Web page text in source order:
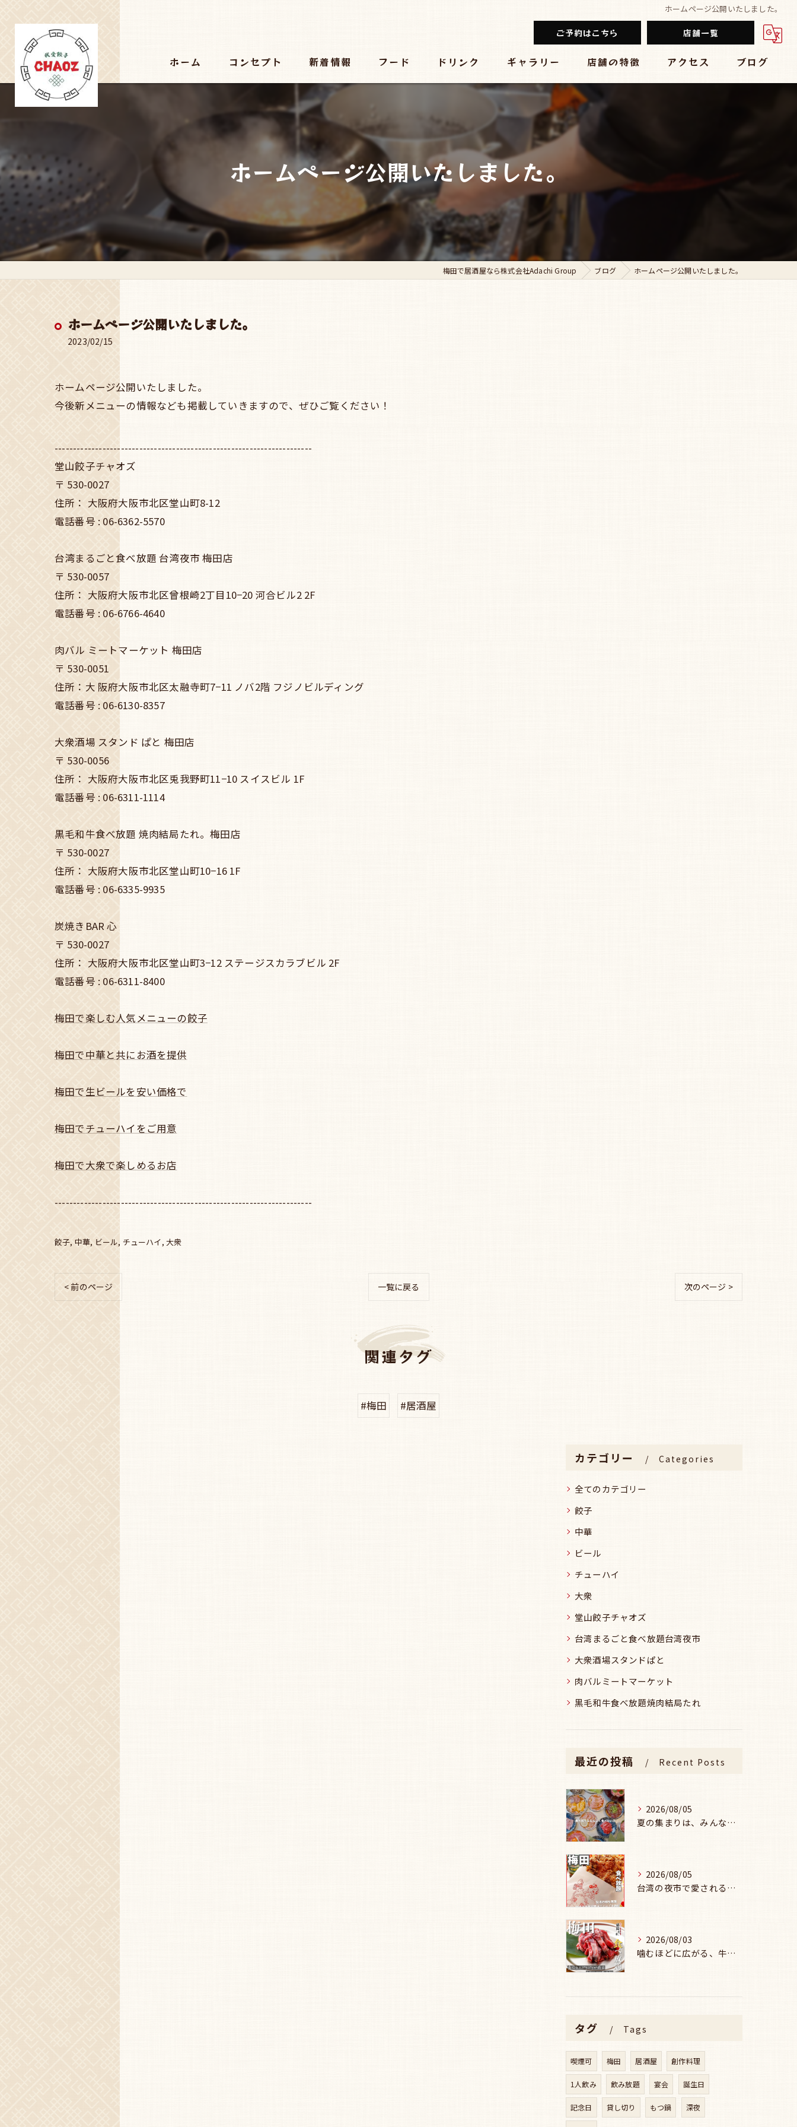
ホームページ公開いたしました。
ご予約はこちら 店舗一覧
ホーム コンセプト 新着情報 フード ドリンク ギャラリー 店舗の特徴
餃子
ビール
チューハイ
アクセス
黒毛和牛食べ放題 焼肉結局たれ。梅田店
ブログ
ホームページ公開いたしました。
梅田で居酒屋なら株式会社Adachi Group ブログ ホームページ公開いたしました。
ホームページ公開いたしました。
2023/02/15
ホームページ公開いたしました。
今後新メニューの情報なども掲載していきますので、ぜひご覧ください！
----------------------------------------------------------------------
堂山餃子チャオズ
〒 530-0027
住所： 大阪府大阪市北区堂山町8-12
電話番号 : 06-6362-5570
台湾まるごと食べ放題 台湾夜市 梅田店
〒 530-0057
住所： 大阪府大阪市北区曾根崎2丁目10−20 河合ビル2 2F
電話番号 : 06-6766-4640
肉バル ミートマーケット 梅田店
〒 530-0051
住所：大 阪府大阪市北区太融寺町7−11 ノバ2階 フジノビルディング
電話番号 : 06-6130-8357
大衆酒場 スタンド ぱと 梅田店
〒 530-0056
住所： 大阪府大阪市北区兎我野町11−10 スイスビル 1F
電話番号 : 06-6311-1114
黒毛和牛食べ放題 焼肉結局たれ。梅田店
〒 530-0027
住所： 大阪府大阪市北区堂山町10−16 1F
電話番号 : 06-6335-9935
炭焼きBAR 心
〒 530-0027
住所： 大阪府大阪市北区堂山町3−12 ステージスカラブビル 2F
電話番号 : 06-6311-8400
梅田で楽しむ人気メニューの餃子
梅田で中華と共にお酒を提供
梅田で生ビールを安い価格で
梅田でチューハイをご用意
梅田で大衆で楽しめるお店
----------------------------------------------------------------------
餃子 中華 ビール チューハイ 大衆
< 前のページ 一覧に戻る 次のページ >
関連タグ
#梅田 #居酒屋
カテゴリー Categories
全てのカテゴリー
餃子
中華
ビール
チューハイ
大衆
堂山餃子チャオズ
台湾まるごと食べ放題台湾夜市
大衆酒場スタンドぱと
肉バルミートマーケット
黒毛和牛食べ放題焼肉結局たれ
最近の投稿 Recent Posts
2026/08/05
夏の集まりは、みんなで焼肉🥩☀️
2026/08/05
台湾の夜市で愛される味を、
2026/08/03
噛むほどに広がる、牛セセリの旨み🥩
タグ Tags
喫煙可 梅田 居酒屋 創作料理
1人飲み 飲み放題 宴会 誕生日
記念日 貸し切り もつ鍋 深夜